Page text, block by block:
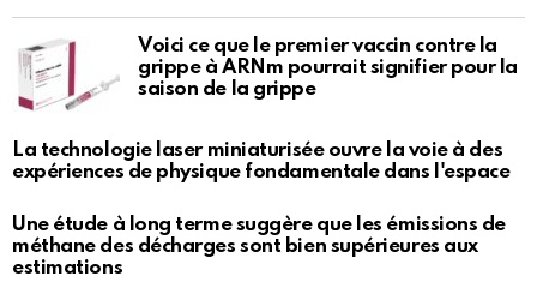
Voici ce que le premier vaccin contre la
grippe à ARNm pourrait signifier pour la
saison de la grippe
La technologie laser miniaturisée ouvre la voie à des
expériences de physique fondamentale dans l'espace
Une étude à long terme suggère que les émissions de
méthane des décharges sont bien supérieures aux
estimations